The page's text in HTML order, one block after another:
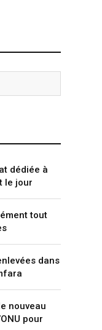
dédiée à
le jour
tout
dans
nouveau
pour